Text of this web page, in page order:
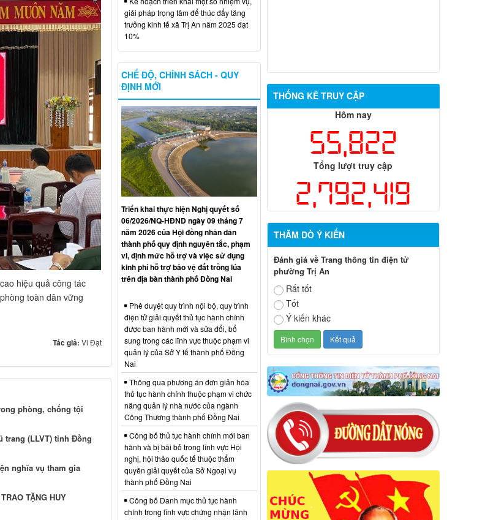
hiệu quả công tác
toàn dân vững
Tác giả: Vi Đạt
phòng, chống tội
(LLVT) tỉnh Đồng
nghĩa vụ tham gia
TẶNG HUY
THỐNG KÊ TRUY CẬP
Hôm nay
55,822
Tổng lượt truy cập
2,792,419
THĂM DÒ Ý KIẾN
Đánh giá về Trang thông tin điện tử
phường Trị An
Rất tốt
Tốt
Ý kiến khác
giải pháp trọng tâm để thúc đẩy tăng
trưởng kinh tế xã Trị An năm 2025 đạt
10%
CHẾ ĐỘ, CHÍNH SÁCH - QUY
ĐỊNH MỚI
Triển khai thực hiện Nghị quyết số
06/2026/NQ-HĐND ngày 09 tháng 7
năm 2026 của Hội đồng nhân dân
thành phố quy định nguyên tắc, phạm
vi, định mức hỗ trợ và việc sử dụng
kinh phí hỗ trợ bảo vệ đất trồng lúa
trên địa bàn thành phố Đồng Nai
Phê duyệt quy trình nội bộ, quy trình
điện tử giải quyết thủ tục hành chính
được ban hành mới và sửa đổi, bổ
sung trong các lĩnh vực thuộc phạm vi
quản lý của Sở Y tế thành phố Đồng
Nai
Thông qua phương án đơn giản hóa
thủ tục hành chính thuộc phạm vi chức
năng quản lý nhà nước của ngành
Công Thương thành phố Đồng Nai
Công bố thủ tục hành chính mới ban
hành và bị bãi bỏ trong lĩnh vực Hội
nghị, hội thảo quốc tế thuộc thẩm
quyền giải quyết của Sở Ngoại vụ
thành phố Đồng Nai
Công bố Danh mục thủ tục hành
chính trong lĩnh vực chứng nhận lãnh